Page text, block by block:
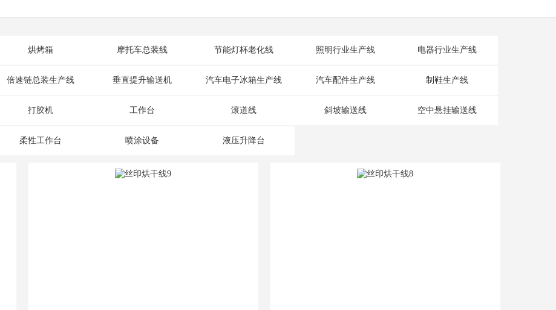
烘烤箱 摩托车总装线 节能灯杯老化线 照明行业生产线 电器行业生产线
倍速链总装生产线 垂直提升输送机 汽车电子冰箱生产线 汽车配件生产线 制鞋生产线
打胶机 工作台 滚道线 斜坡输送线 空中悬挂输送线
柔性工作台 喷涂设备 液压升降台